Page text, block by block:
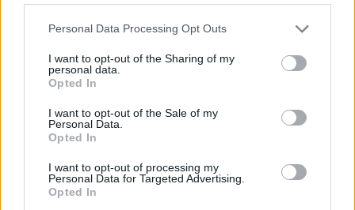
Please note that this website/app uses one or more Google
not limited to your visit or usage behaviour. You may click to
grant or deny consent to Google and its third-party tags to
use your data for below specified purposes in below Google
consent section.
Personal Data Processing Opt Outs
I want to opt-out of the Sharing of my
personal data.
Opted In
I want to opt-out of the Sale of my
Personal Data.
Opted In
I want to opt-out of processing my
Personal Data for Targeted Advertising.
Opted In